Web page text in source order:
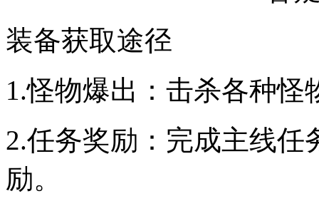
装备获取途径
1.怪物爆出：击杀各种怪
2.任务奖励：完成主线任
励。